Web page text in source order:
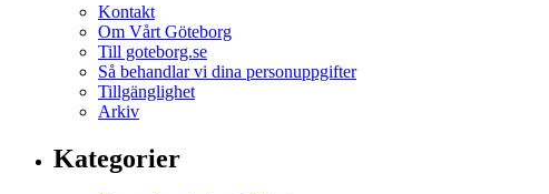
Kontakt
Om Vårt Göteborg
Till goteborg.se
Så behandlar vi dina personuppgifter
Tillgänglighet
Arkiv
Kategorier